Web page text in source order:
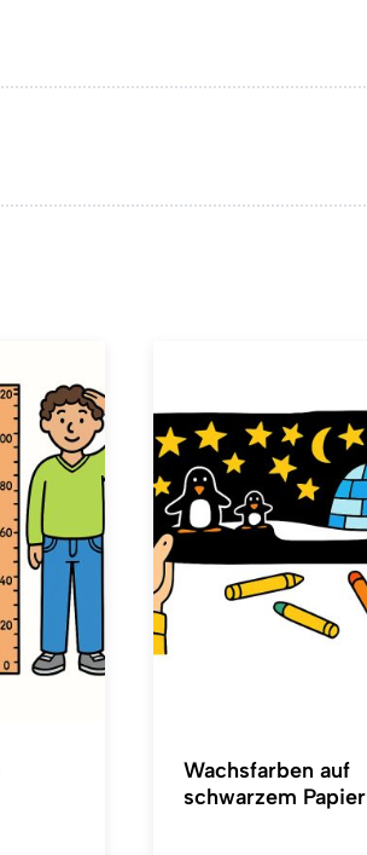
Wachsfarben auf
schwarzem Papier